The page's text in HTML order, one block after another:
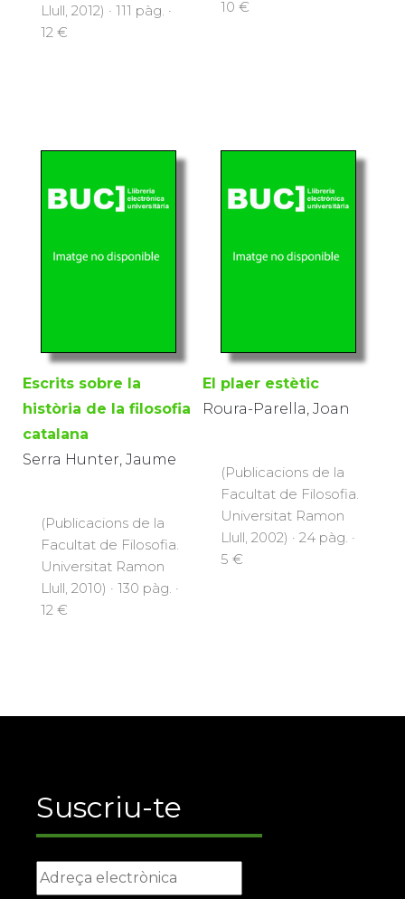
Llull, 2012) · 111 pàg. ·
12 €
10 €
Escrits sobre la
història de la filosofia
catalana
Serra Hunter, Jaume
(Publicacions de la
Facultat de Filosofia.
Universitat Ramon
Llull, 2010) · 130 pàg. ·
12 €
El plaer estètic
Roura-Parella, Joan
(Publicacions de la
Facultat de Filosofia.
Universitat Ramon
Llull, 2002) · 24 pàg. ·
5 €
Suscriu-te